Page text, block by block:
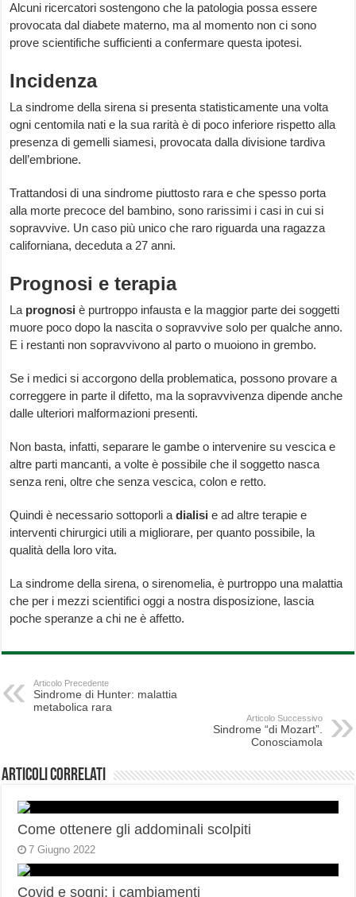
Alcuni ricercatori sostengono che la patologia possa essere
provocata dal diabete materno, ma al momento non ci sono
prove scientifiche sufficienti a confermare questa ipotesi.
Incidenza
La sindrome della sirena si presenta statisticamente una volta
ogni centomila nati e la sua rarità è di poco inferiore rispetto alla
presenza di gemelli siamesi, provocata dalla divisione tardiva
dell’embrione.
Trattandosi di una sindrome piuttosto rara e che spesso porta
alla morte precoce del bambino, sono rarissimi i casi in cui si
sopravvive. Un caso più unico che raro riguarda una ragazza
californiana, deceduta a 27 anni.
Prognosi e terapia
La prognosi è purtroppo infausta e la maggior parte dei soggetti
muore poco dopo la nascita o sopravvive solo per qualche anno.
E i restanti non sopravvivono al parto o muoiono in grembo.
Se i medici si accorgono della problematica, possono provare a
correggere in parte il difetto, ma la sopravvivenza dipende anche
dalle ulteriori malformazioni presenti.
Non basta, infatti, separare le gambe o intervenire su vescica e
altre parti mancanti, a volte è possibile che il soggetto nasca
senza reni, oltre che senza vescica, colon e retto.
Quindi è necessario sottoporli adialisi e ad altre terapie e
interventi chirurgici utili a migliorare, per quanto possibile, la
qualità della loro vita.
La sindrome della sirena, o sirenomelia, è purtroppo una malattia
che per i mezzi scientifici oggi a nostra disposizione, lascia
poche speranze a chi ne è affetto.
Articolo Precedente
Sindrome di Hunter: malattia
metabolica rara
Articolo Successivo
Sindrome “di Mozart”.
Conosciamola
Articoli correlati
Come ottenere gli addominali scolpiti
7 Giugno 2022
Covid e sogni: i cambiamenti